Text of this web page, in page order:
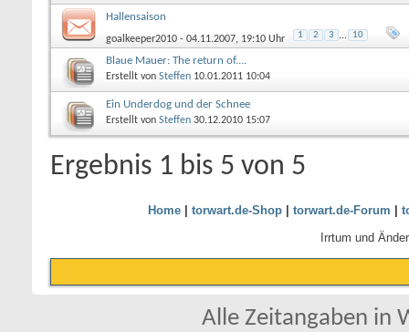
Hallensaison
goalkeeper2010 - 04.11.2007, 19:10 Uhr 1 2 3 ... 10
Blaue Mauer: The return of....
Erstellt von Steffen 10.01.2011 10:04
Ein Underdog und der Schnee
Erstellt von Steffen 30.12.2010 15:07
Ergebnis 1 bis 5 von 5
Home| torwart.de-Shop| torwart.de-Forum
Irrtum und
Alle Zeitangaben in